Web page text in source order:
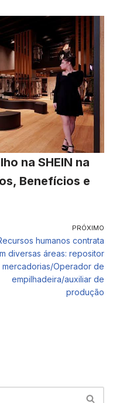
na SHEIN na
Benefícios e
PRÓXIMO
humanos contrata
diversas áreas: repositor
mercadorias/Operador de
empilhadeira/auxiliar de
produção